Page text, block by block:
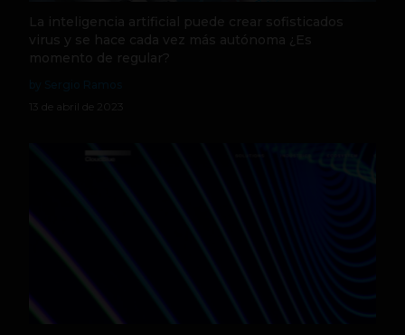
La inteligencia artificial puede crear sofisticados
virus y se hace cada vez más autónoma ¿Es
momento de regular?
13 de abril de 2023